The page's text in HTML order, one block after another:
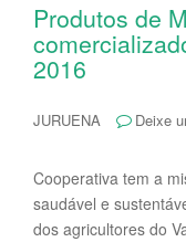
Produtos de
2016
JURUENA
Deixe
Cooperativa tem a
saudável e
dos agricultores do